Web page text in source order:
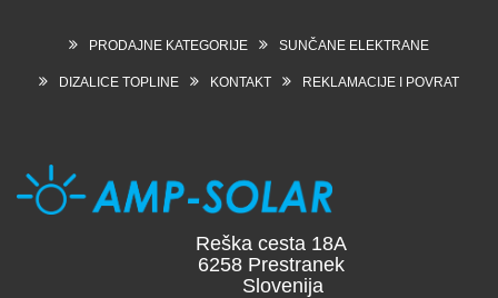
PRODAJNE KATEGORIJE SUNČANE ELEKTRANE
DIZALICE TOPLINE KONTAKT REKLAMACIJE I POVRAT
Reška cesta 18A
6258 Prestranek
Slovenija